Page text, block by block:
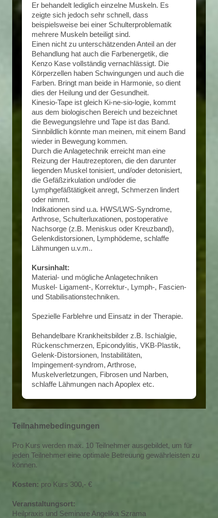
Er behandelt lediglich einzelne Muskeln. Es
zeigte sich jedoch sehr schnell, dass
beispielsweise bei einer Schulterproblematik
mehrere Muskeln beteiligt sind.
Einen nicht zu unterschätzenden Anteil an der
Behandlung hat auch die Farbenergetik, die
Kenzo Kase vollständig vernachlässigt. Die
Körperzellen haben Schwingungen und auch die
Farben. Bringt man beide in Harmonie, so dient
dies der Heilung und der Gesundheit.
Kinesio-Tape ist gleich Ki-ne-sio-logie, kommt
aus dem biologischen Bereich und bezeichnet
die Bewegungslehre und Tape ist das Band.
Sinnbildlich könnte man meinen, mit einem Band
wieder in Bewegung kommen.
Durch die Anlagetechnik erreicht man eine
Reizung der Hautrezeptoren, die den darunter
liegenden Muskel tonisiert, und/oder detonisiert,
die Gefäßzirkulation und/oder die
Lymphgefäßtätigkeit anregt, Schmerzen lindert
oder nimmt.
Indikationen sind u.a. HWS/LWS-Syndrome,
Arthrose, Schulterluxationen, postoperative
Nachsorge (z.B. Meniskus oder Kreuzband),
Gelenkdistorsionen, Lymphödeme, schlaffe
Lähmungen u.v.m..
Kursinhalt:
Material- und mögliche Anlagetechniken
Muskel- Ligament-, Korrektur-, Lymph-, Fascien-
und Stabilisationstechniken.
Spezielle Farblehre und Einsatz in der Therapie.
Behandelbare Krankheitsbilder z.B. Ischialgie,
Rückenschmerzen, Epicondylitis, VKB-Plastik,
Gelenk-Distorsionen, Instabilitäten,
Impingement-syndrom, Arthrose,
Muskelverletzungen, Fibrosen und Narben,
schlaffe Lähmungen nach Apoplex etc.
Teilnahmebedingungen
Pro Kurs werden max. 10 Teilnehmer ausgebildet, um für
jeden Teilnehmer eine optimale Betreuung gewährleisten zu
können.
Kosten: pro Kurs 300,- €
Veranstaltungsort:
Heilpraxis und Seminare Angelika Szrama